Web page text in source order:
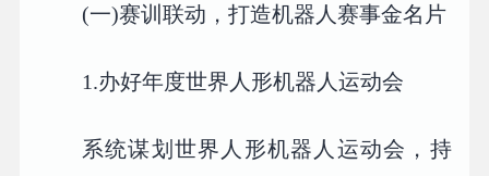
(一)赛训联动，打造机器人赛事金名片
1.办好年度世界人形机器人运动会
系统谋划世界人形机器人运动会，持